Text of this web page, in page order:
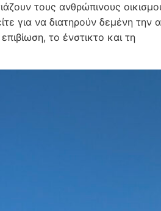
τους ανθρώπινους
για να διατηρούν δεμένη την
το ένστικτο και τη